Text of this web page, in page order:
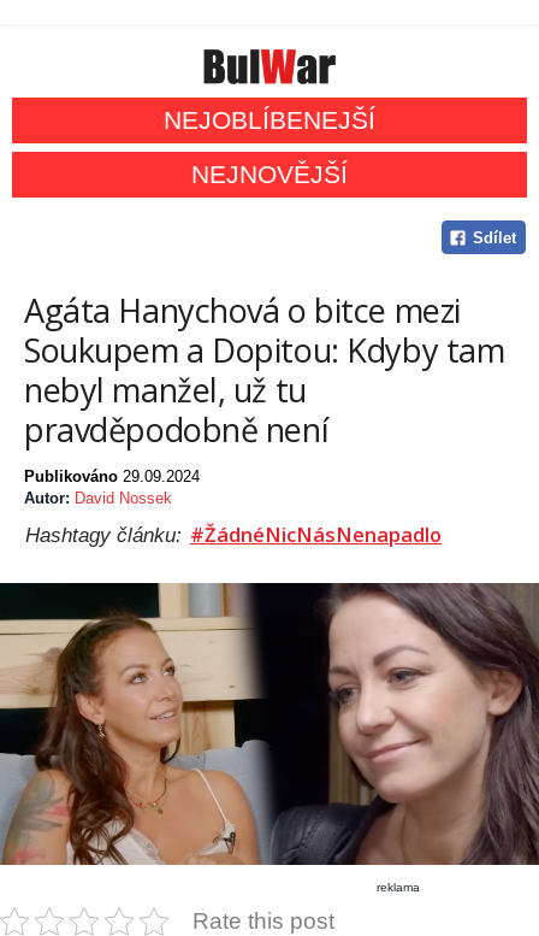
NEJOBLÍBENEJŠÍ
NEJNOVĚJŠÍ
Sdílet
Agáta Hanychová o bitce mezi
Soukupem a Dopitou: Kdyby tam
nebyl manžel, už tu
pravděpodobně není
Publikováno 29.09.2024
Autor: David Nossek
Hashtagy článku: #ŽádnéNicNásNenapadlo
reklama
Rate this post